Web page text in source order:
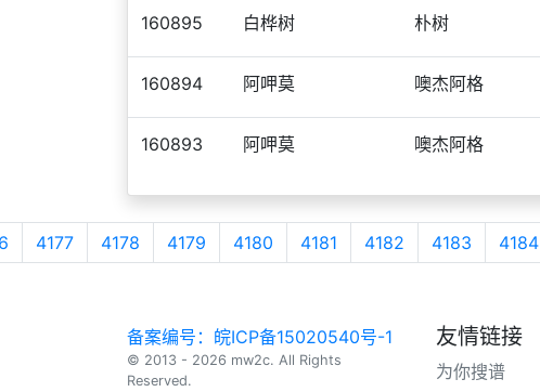
160895 白桦树 朴树
160894 阿呷莫 噢杰阿格
160893 阿呷莫 噢杰阿格
4177 4178 4179 4180 4181 4182 4183 4184
备案编号：皖ICP备15020540号-1
© 2013 - 2026 mw2c. All Rights
Reserved.
友情链接
为你搜谱